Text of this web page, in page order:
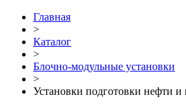
Главная
>
Каталог
>
Блочно-модульные установки
>
Установки подготовки нефти и